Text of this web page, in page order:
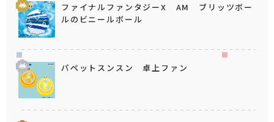
ファイナルファンタジーX AM ブリッツボー
ルのビニールボール
パペットスンスン 卓上ファン